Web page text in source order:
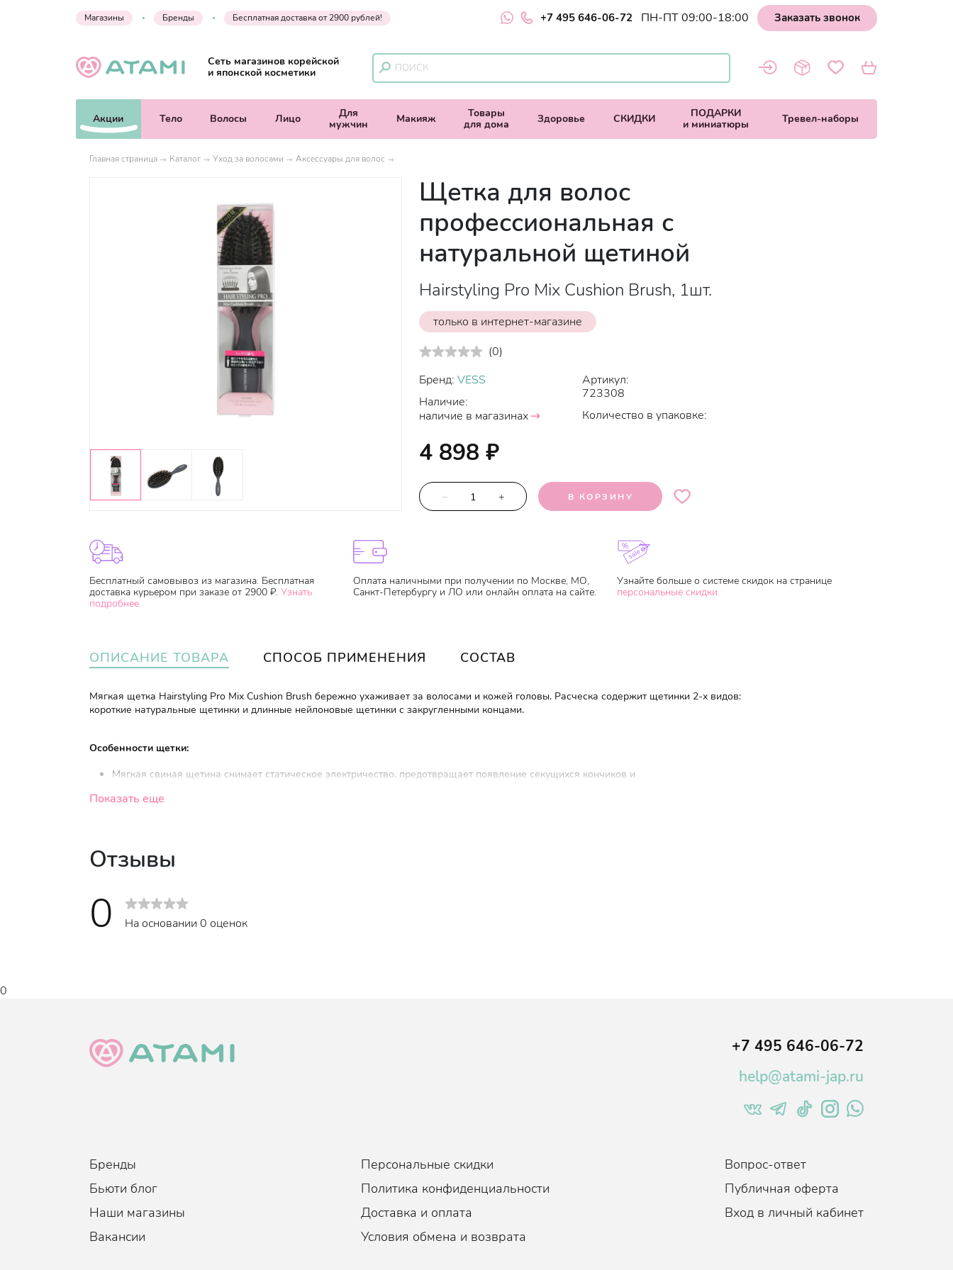
Магазины Бренды Бесплатная доставка от 2900 рублей! +7 495 646-06-72 ПН-ПТ 09:00-18:00 Заказать звонок
Сеть магазинов корейской
и японской косметики
Акции Тело Волосы Лицо
Для
мужчин
Макияж
Товары
для дома
Здоровье СКИДКИ
ПОДАРКИ
и миниатюры
Тревел-наборы
Главная страница Каталог Уход за волосами Аксессуары для волос
Щетка для волос
профессиональная с
натуральной щетиной
Hairstyling Pro Mix Cushion Brush, 1шт.
только в интернет-магазине
(0)
Бренд: VESS
Наличие:
наличие в магазинах
Артикул:
723308
Количество в упаковке:
4 898 ₽
– + В КОРЗИНУ
Бесплатный самовывоз из магазина. Бесплатная
доставка курьером при заказе от 2900 ₽. Узнать
подробнее.
Оплата наличными при получении по Москве, МО,
Санкт-Петербургу и ЛО или онлайн оплата на сайте.
Узнайте больше о системе скидок на странице
персональные скидки.
ОПИСАНИЕ ТОВАРА СПОСОБ ПРИМЕНЕНИЯ СОСТАВ
Мягкая щетка Hairstyling Pro Mix Cushion Brush бережно ухаживает за волосами и кожей головы. Расческа содержит щетинки 2-х видов:
короткие натуральные щетинки и длинные нейлоновые щетинки с закругленными концами.
Особенности щетки:
Мягкая свиная щетина снимает статическое электричество, предотвращает появление секущихся кончиков и
Ручка обработана таким образом, чтобы щетка не скользила в руке, поверхность не царапалась и легко очищалась от
пыли и грязи.
Показать еще
Отзывы
0 На основании 0 оценок
0
+7 495 646-06-72
help@atami-jap.ru
Бренды
Бьюти блог
Наши магазины
Вакансии
Персональные скидки
Политика конфиденциальности
Доставка и оплата
Условия обмена и возврата
Вопрос-ответ
Публичная оферта
Вход в личный кабинет